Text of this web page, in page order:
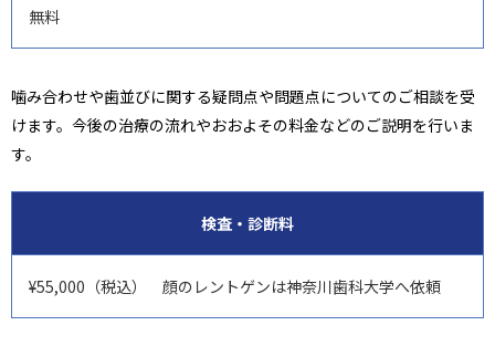
無料
噛み合わせや歯並びに関する疑問点や問題点についてのご相談を受
けます。今後の治療の流れやおおよその料金などのご説明を行いま
す。
検査・診断料
¥55,000（税込） 顔のレントゲンは神奈川歯科大学へ依頼